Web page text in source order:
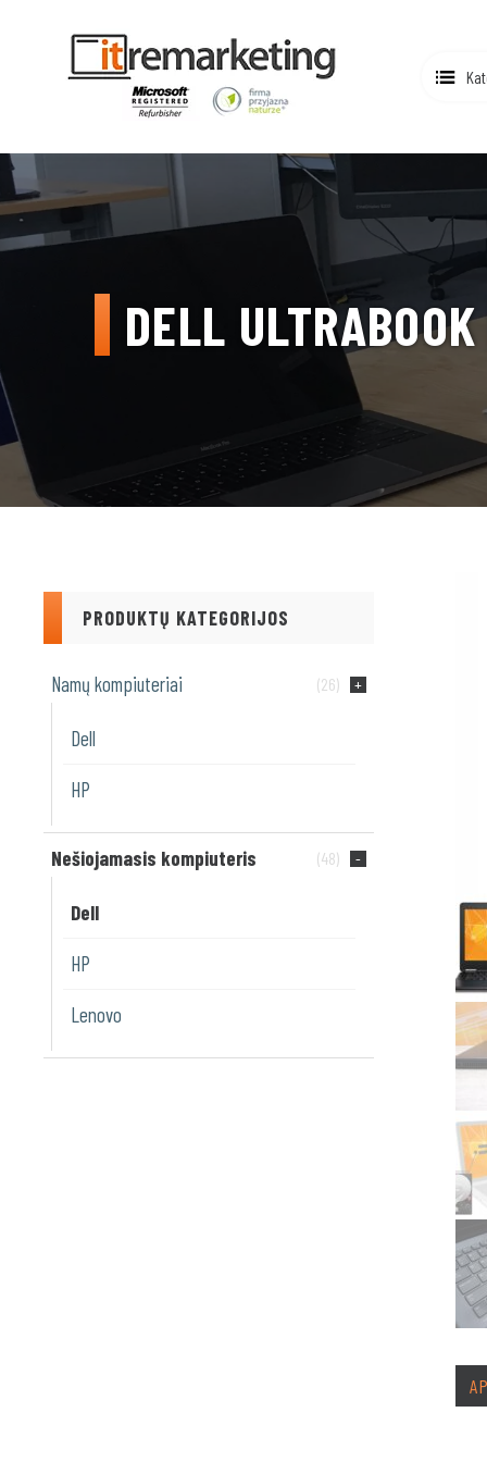
DELL
PRODUKTŲ KATEGORIJOS
Namų kompiuteriai (26)
Dell
HP
Nešiojamasis kompiuteris (48)
Dell
HP
Lenovo